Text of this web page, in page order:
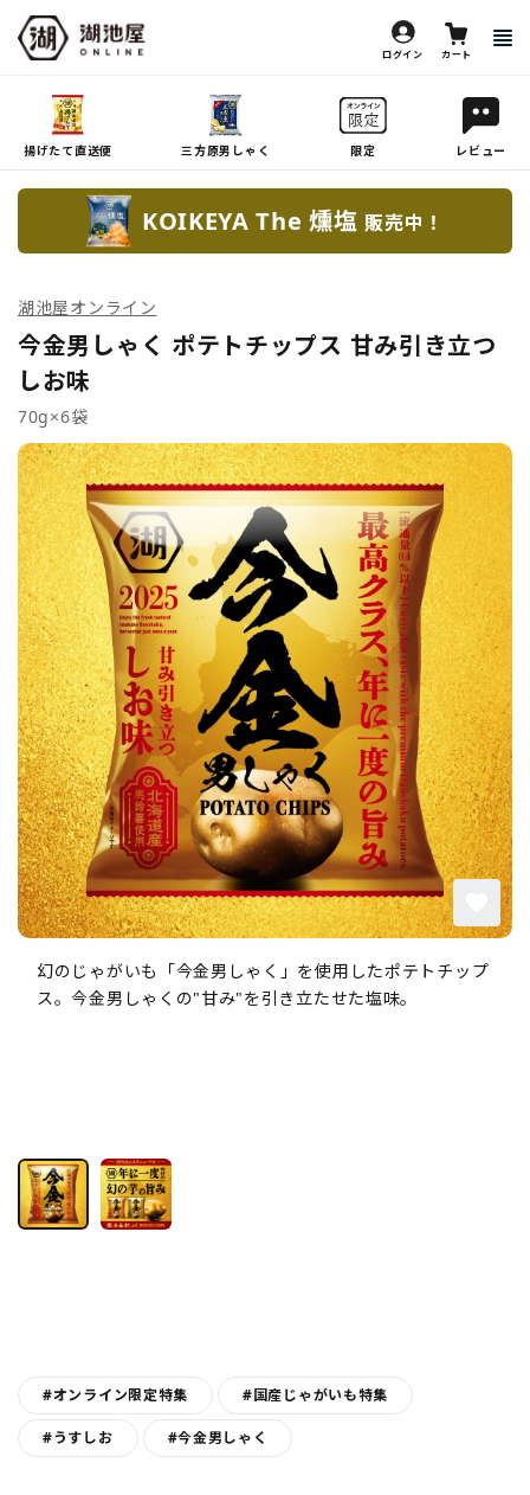
ログイン カート
揚げたて直送便 三方原男しゃく 限定 レビュー
KOIKEYA The 燻塩 販売中！
湖池屋オンライン
今金男しゃく ポテトチップス 甘み引き立つ
しお味
70g×6袋
幻のじゃがいも「今金男しゃく」を使用したポテトチップ
ス。今金男しゃくの"甘み"を引き立たせた塩味。
#オンライン限定特集 #国産じゃがいも特集
#うすしお #今金男しゃく